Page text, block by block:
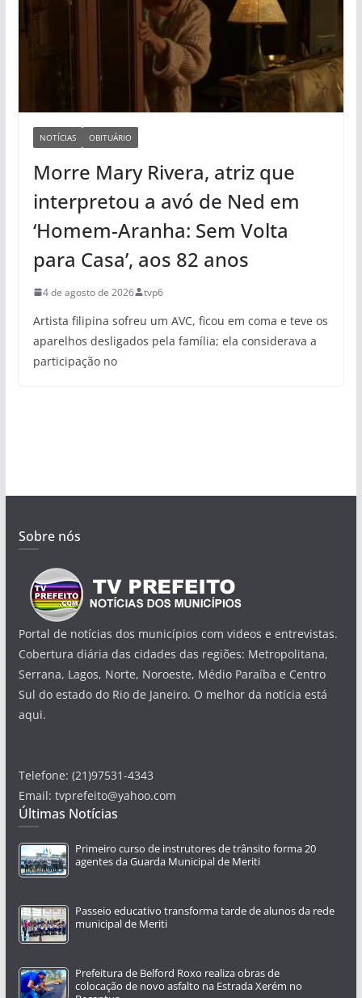
NOTÍCIAS OBITUÁRIO
Morre Mary Rivera, atriz que
interpretou a avó de Ned em
‘Homem-Aranha: Sem Volta
para Casa’, aos 82 anos
4 de agosto de 2026 tvp6
Artista filipina sofreu um AVC, ficou em coma e teve os
aparelhos desligados pela família; ela considerava a
participação no
Sobre nós
Portal de notícias dos municípios com videos e entrevistas.
Cobertura diária das cidades das regiões: Metropolitana,
Serrana, Lagos, Norte, Noroeste, Médio Paraíba e Centro
Sul do estado do Rio de Janeiro. O melhor da notícia está
aqui.
Telefone: (21)97531-4343
Email: tvprefeito@yahoo.com
Últimas Notícias
Primeiro curso de instrutores de trânsito forma 20
agentes da Guarda Municipal de Meriti
Passeio educativo transforma tarde de alunos da rede
municipal de Meriti
Prefeitura de Belford Roxo realiza obras de
colocação de novo asfalto na Estrada Xerém no